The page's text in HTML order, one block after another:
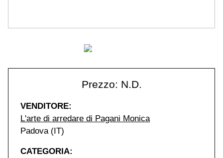
Prezzo: N.D.
VENDITORE:
L'arte di arredare di Pagani Monica
Padova (IT)
CATEGORIA: